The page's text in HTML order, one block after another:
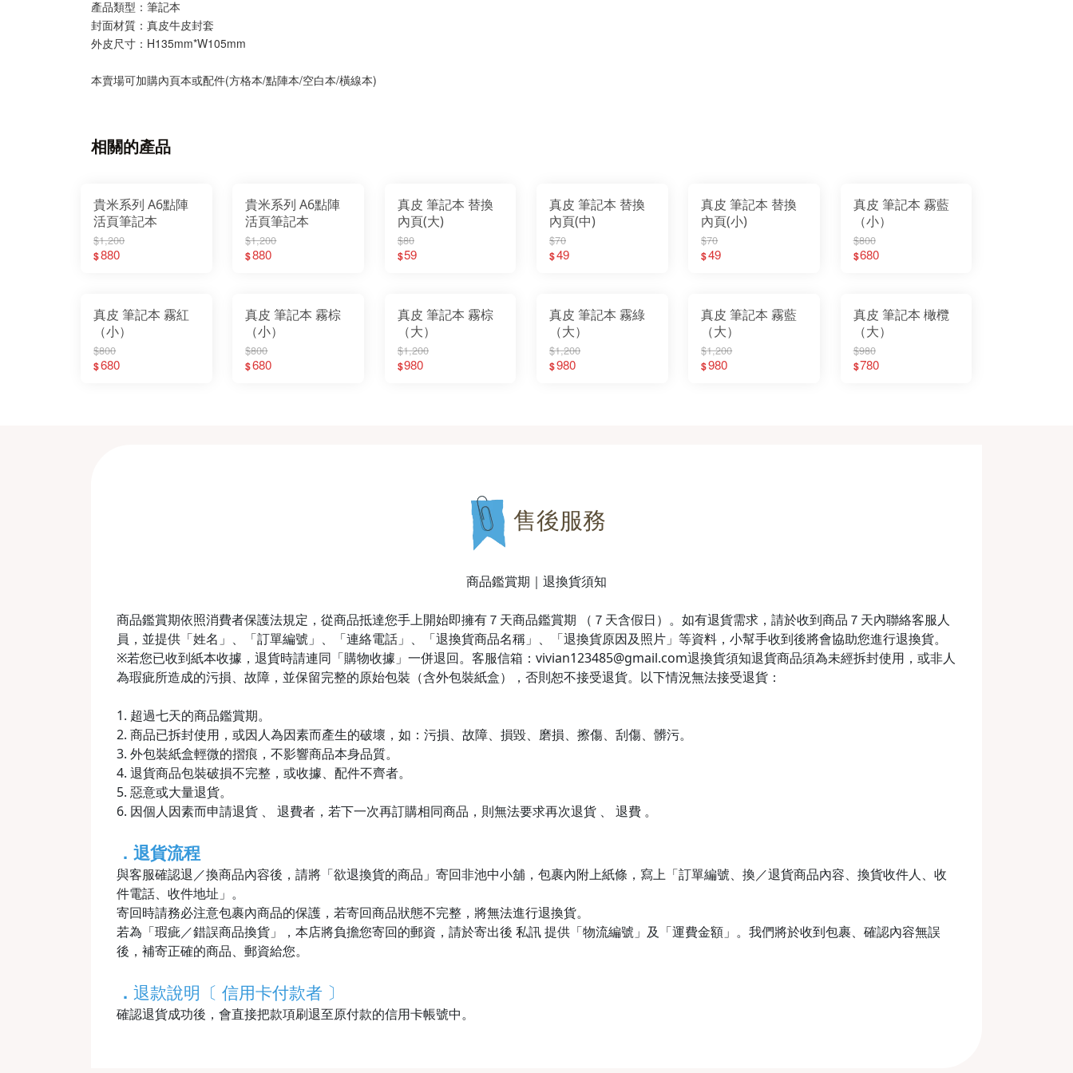
產品類型：筆記本
封面材質：真皮牛皮封套
外皮尺寸：H135mm*W105mm
本賣場可加購內頁本或配件(方格本/點陣本/空白本/橫線本)
相關的產品
貴米系列 A6點陣
活頁筆記本
$1,200
$880
貴米系列 A6點陣
活頁筆記本
$1,200
$880
真皮 筆記本 替換
內頁(大)
$80
$59
真皮 筆記本 替換
內頁(中)
$70
$49
真皮 筆記本 替換
內頁(小)
$70
$49
真皮 筆記本 霧藍
（小）
$800
$680
真皮 筆記本 霧紅
（小）
$800
$680
真皮 筆記本 霧棕
（小）
$800
$680
真皮 筆記本 霧棕
（大）
$1,200
$980
真皮 筆記本 霧綠
（大）
$1,200
$980
真皮 筆記本 霧藍
（大）
$1,200
$980
真皮 筆記本 橄欖
（大）
$980
$780
售後服務
商品鑑賞期｜退換貨須知
商品鑑賞期依照消費者保護法規定，從商品抵達您手上開始即擁有７天商品鑑賞期 （７天含假日）。如有退貨需求，請於收到商品７天內聯絡客服人
員，並提供「姓名」、「訂單編號」、「連絡電話」、「退換貨商品名稱」、「退換貨原因及照片」等資料，小幫手收到後將會協助您進行退換貨。
※若您已收到紙本收據，退貨時請連同「購物收據」一併退回。客服信箱：vivian123485@gmail.com退換貨須知退貨商品須為未經拆封使用，或非人
為瑕疵所造成的污損、故障，並保留完整的原始包裝（含外包裝紙盒），否則恕不接受退貨。以下情況無法接受退貨：
1. 超過七天的商品鑑賞期。
2. 商品已拆封使用，或因人為因素而產生的破壞，如：污損、故障、損毀、磨損、擦傷、刮傷、髒污。
3. 外包裝紙盒輕微的摺痕，不影響商品本身品質。
4. 退貨商品包裝破損不完整，或收據、配件不齊者。
5. 惡意或大量退貨。
6. 因個人因素而申請退貨 、 退費者，若下一次再訂購相同商品，則無法要求再次退貨 、 退費 。
．退貨流程
與客服確認退／換商品內容後，請將「欲退換貨的商品」寄回非池中小舖，包裹內附上紙條，寫上「訂單編號、換／退貨商品內容、換貨收件人、收
件電話、收件地址」。
寄回時請務必注意包裹內商品的保護，若寄回商品狀態不完整，將無法進行退換貨。
若為「瑕疵／錯誤商品換貨」，本店將負擔您寄回的郵資，請於寄出後 私訊 提供「物流編號」及「運費金額」。我們將於收到包裹、確認內容無誤
後，補寄正確的商品、郵資給您。
． 退款說明〔 信用卡付款者 〕
確認退貨成功後，會直接把款項刷退至原付款的信用卡帳號中。